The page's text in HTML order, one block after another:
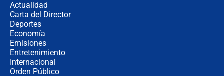
Actualidad
Carta del Director
Deportes
Economía
Emisiones
Entretenimiento
Internacional
Orden Público